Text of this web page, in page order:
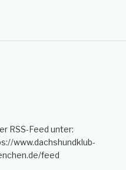
RSS-Feed unter:
www.dachshundklub-
feed